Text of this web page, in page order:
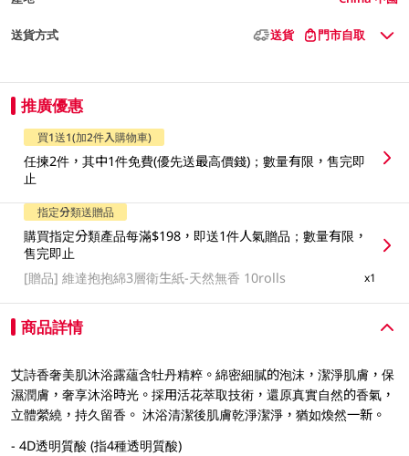
送貨方式 送貨 門市自取
推廣優惠
買1送1(加2件入購物車)
任揀2件，其中1件免費(優先送最高價錢)；數量有限，售完即
止
指定分類送贈品
購買指定分類產品每滿$198，即送1件人氣贈品；數量有限，
售完即止
[贈品]維達抱抱綿3層衛生紙-天然無香 10rolls x1
商品詳情
艾詩香奢美肌沐浴露蘊含牡丹精粹。綿密細膩的泡沫，潔淨肌膚，保
濕潤膚，奢享沐浴時光。採用活花萃取技術，還原真實自然的香氣，
立體縈繞，持久留香。 沐浴清潔後肌膚乾淨潔淨，猶如煥然一新。
- 4D透明質酸 (指4種透明質酸)